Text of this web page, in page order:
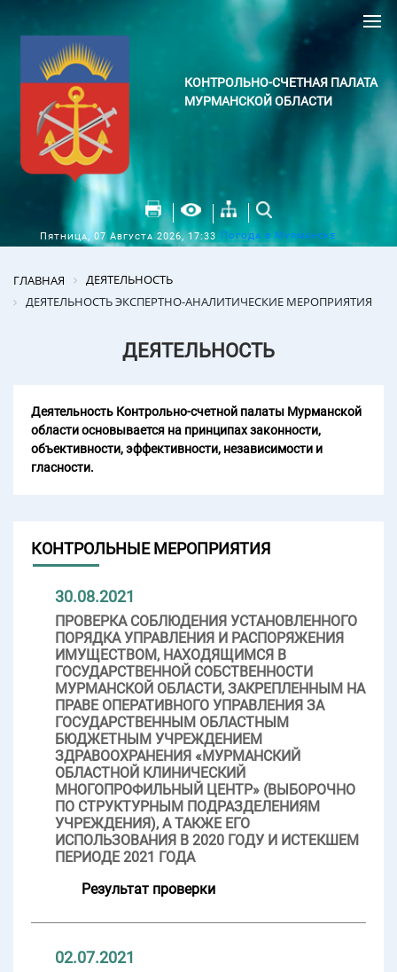
КОНТРОЛЬНО-СЧЕТНАЯ ПАЛАТА
МУРМАНСКОЙ ОБЛАСТИ
Пятница, 07 Августа 2026, 17:33 Погода в Мурманске
ГЛАВНАЯ
ДЕЯТЕЛЬНОСТЬ
ДЕЯТЕЛЬНОСТЬ ЭКСПЕРТНО-АНАЛИТИЧЕСКИЕ МЕРОПРИЯТИЯ
ДЕЯТЕЛЬНОСТЬ
Деятельность Контрольно-счетной палаты Мурманской
области основывается на принципах законности,
объективности, эффективности, независимости и
гласности.
КОНТРОЛЬНЫЕ МЕРОПРИЯТИЯ
30.08.2021
ПРОВЕРКА СОБЛЮДЕНИЯ УСТАНОВЛЕННОГО
ПОРЯДКА УПРАВЛЕНИЯ И РАСПОРЯЖЕНИЯ
ИМУЩЕСТВОМ, НАХОДЯЩИМСЯ В
ГОСУДАРСТВЕННОЙ СОБСТВЕННОСТИ
МУРМАНСКОЙ ОБЛАСТИ, ЗАКРЕПЛЕННЫМ НА
ПРАВЕ ОПЕРАТИВНОГО УПРАВЛЕНИЯ ЗА
ГОСУДАРСТВЕННЫМ ОБЛАСТНЫМ
БЮДЖЕТНЫМ УЧРЕЖДЕНИЕМ
ЗДРАВООХРАНЕНИЯ «МУРМАНСКИЙ
ОБЛАСТНОЙ КЛИНИЧЕСКИЙ
МНОГОПРОФИЛЬНЫЙ ЦЕНТР» (ВЫБОРОЧНО
ПО СТРУКТУРНЫМ ПОДРАЗДЕЛЕНИЯМ
УЧРЕЖДЕНИЯ), А ТАКЖЕ ЕГО
ИСПОЛЬЗОВАНИЯ В 2020 ГОДУ И ИСТЕКШЕМ
ПЕРИОДЕ 2021 ГОДА
Результат проверки
02.07.2021